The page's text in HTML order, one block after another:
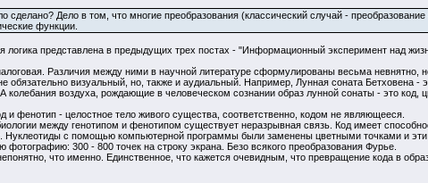
сделано? Дело в том, что многие преобразования (классический случай -
функции.
логика представлена в предыдущих трех постах - "Информационный эксперимент над
Различия между ними в научной литературе сформулированы весьма невнятно,
обязательно визуальный, но, также и аудиальный. Например, Лунная соната Бетховена -
колебания воздуха, рождающие в человеческом сознании образ лунной сонаты - это
и фенотип - целостное тело живого существа, соответственно, кодом не являющееся.
между генотипом и фенотипом существует неразрывная связь. Код имеет
Нуклеотиды с помощью компьютерной программы были заменены цветными точками и
300 - 800 точек на строку экрана. Безо всякого преобразования Фурье.
что именно. Единственное, что кажется очевидным, что превращение кода в